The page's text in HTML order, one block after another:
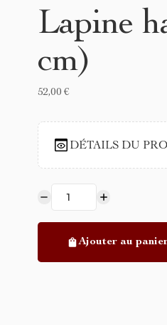
Lapine
cm)
52,00 €
DÉTAILS DU
Ajouter au